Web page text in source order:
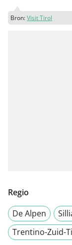
Bron:Visit Tirol
Regio
De Alpen
Trentino-Zuid-